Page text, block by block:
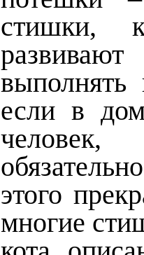
стишки,
выполнять
если в
этого
многие